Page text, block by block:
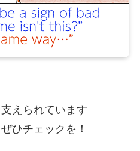
えられています
ひチェックを！